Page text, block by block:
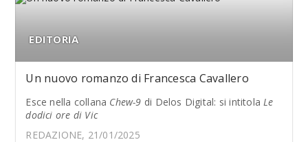
EDITORIA
Un nuovo romanzo di Francesca Cavallero
Esce nella collana Chew-9 di Delos Digital: si intitola Le
dodici ore di Vic
REDAZIONE, 21/01/2025